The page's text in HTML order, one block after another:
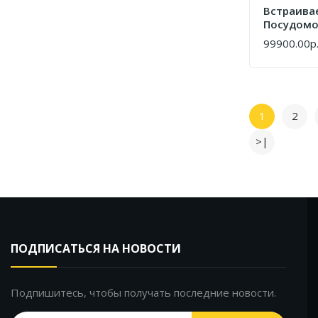
Машина
99900.00р.
КУПИТЬ
1 2
>|
ПОДПИСАТЬСЯ НА НОВОСТИ
Подпишитесь, чтобы получать последние новости.